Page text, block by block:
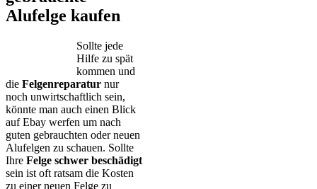
Alufelge kaufen
Sollte jede
Hilfe zu spät
kommen und
die Felgenreparatur nur
noch unwirtschaftlich sein,
könnte man auch einen Blick
auf Ebay werfen um nach
guten gebrauchten oder neuen
Alufelgen zu schauen. Sollte
Ihre Felge schwer beschädigt
sein ist oft ratsam die Kosten
zu einer neuen Felge zu